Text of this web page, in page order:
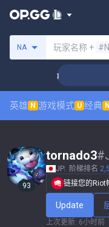
NA 玩家名称 +
英雄 N 游戏模式 U 经典 N
93
tornado3#
JP 阶梯排名
链接您的Riot
Update
上次更新: 6小时前